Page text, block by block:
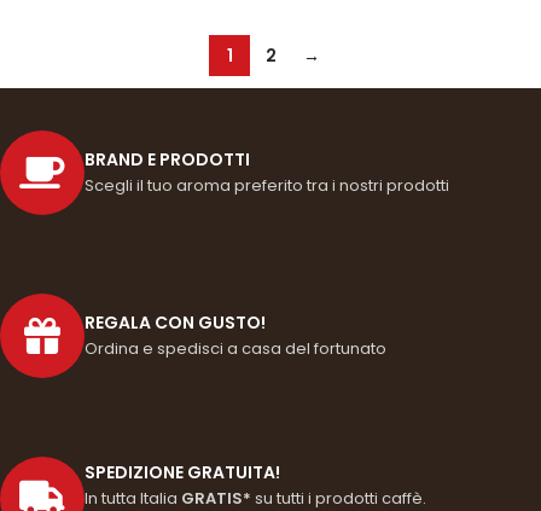
1 2 →
BRAND E PRODOTTI
Scegli il tuo aroma preferito tra i nostri prodotti
REGALA CON GUSTO!
Ordina e spedisci a casa del fortunato
SPEDIZIONE GRATUITA!
In tutta Italia GRATIS* su tutti i prodotti caffè.